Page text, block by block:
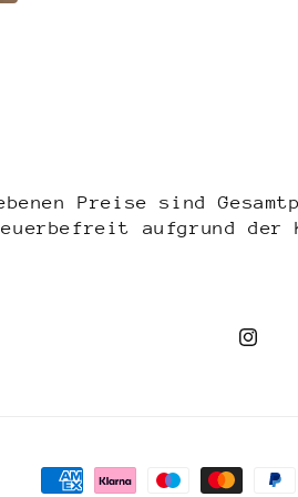
Preise sind
aufgrund der
Zahlungsmethoden